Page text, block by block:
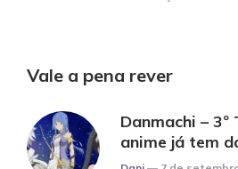
Vale a pena rever
Danmachi –
anime já tem
Posted